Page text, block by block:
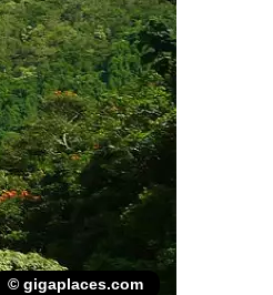
© gigaplaces.com